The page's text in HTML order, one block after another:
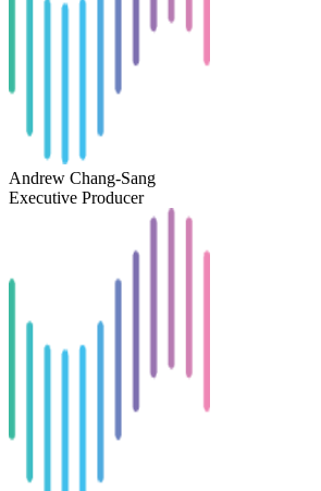
Andrew Chang-Sang
Executive Producer